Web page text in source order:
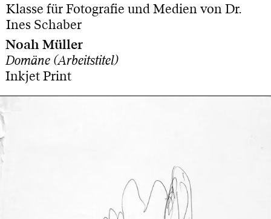
Klasse für Fotografie und Medien von Dr.
Ines Schaber
Noah Müller
Domäne (Arbeitstitel)
Inkjet Print